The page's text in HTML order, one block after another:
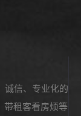
诚信、专业化的
带租客看房烦等